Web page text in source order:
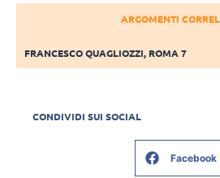
ARGOMENTI
FRANCESCO QUAGLIOZZI, ROMA 7
CONDIVIDI SUI SOCIAL
Facebook